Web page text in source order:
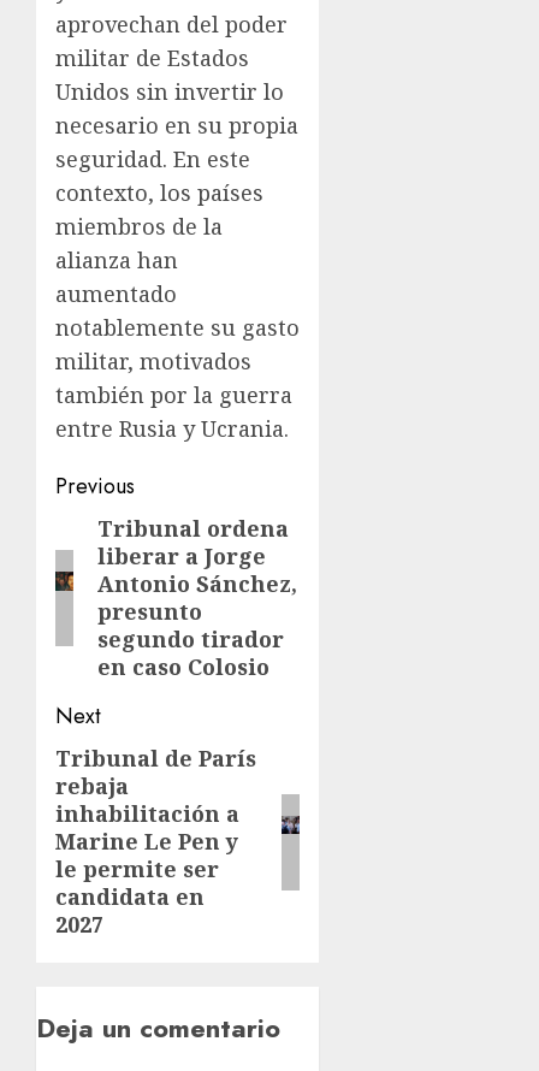
aprovechan del poder
militar de Estados
Unidos sin invertir lo
necesario en su propia
seguridad. En este
contexto, los países
miembros de la
alianza han
aumentado
notablemente su gasto
militar, motivados
también por la guerra
entre Rusia y Ucrania.
Previous
Tribunal ordena
liberar a Jorge
Antonio Sánchez,
presunto
segundo tirador
en caso Colosio
Next
Tribunal de París
rebaja
inhabilitación a
Marine Le Pen y
le permite ser
candidata en
2027
Deja un comentario